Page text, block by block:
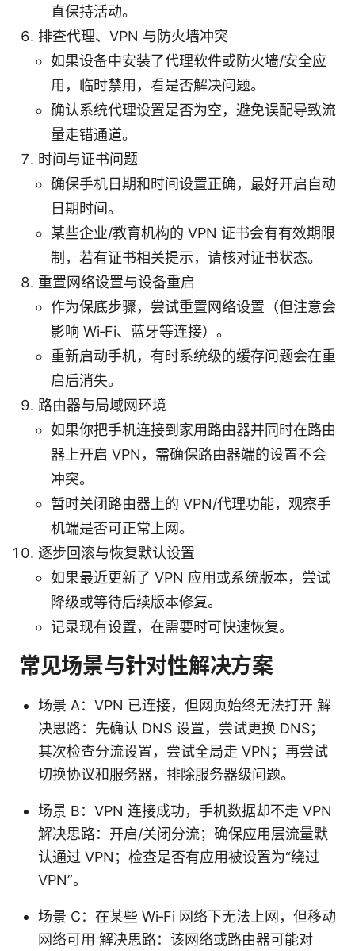
直保持活动。
排查代理、VPN 与防火墙冲突
如果设备中安装了代理软件或防火墙/安全应
用，临时禁用，看是否解决问题。
确认系统代理设置是否为空，避免误配导致流
量走错通道。
时间与证书问题
确保手机日期和时间设置正确，最好开启自动
日期时间。
某些企业/教育机构的 VPN 证书会有有效期限
制，若有证书相关提示，请核对证书状态。
重置网络设置与设备重启
作为保底步骤，尝试重置网络设置（但注意会
影响 Wi‑Fi、蓝牙等连接）。
重新启动手机，有时系统级的缓存问题会在重
启后消失。
路由器与局域网环境
如果你把手机连接到家用路由器并同时在路由
器上开启 VPN，需确保路由器端的设置不会
冲突。
暂时关闭路由器上的 VPN/代理功能，观察手
机端是否可正常上网。
逐步回滚与恢复默认设置
如果最近更新了 VPN 应用或系统版本，尝试
降级或等待后续版本修复。
记录现有设置，在需要时可快速恢复。
常见场景与针对性解决方案
场景 A：VPN 已连接，但网页始终无法打开 解
决思路：先确认 DNS 设置，尝试更换 DNS；
其次检查分流设置，尝试全局走 VPN；再尝试
切换协议和服务器，排除服务器级问题。
场景 B：VPN 连接成功，手机数据却不走 VPN
解决思路：开启/关闭分流；确保应用层流量默
认通过 VPN；检查是否有应用被设置为“绕过
VPN”。
场景 C：在某些 Wi‑Fi 网络下无法上网，但移动
网络可用 解决思路：该网络或路由器可能对